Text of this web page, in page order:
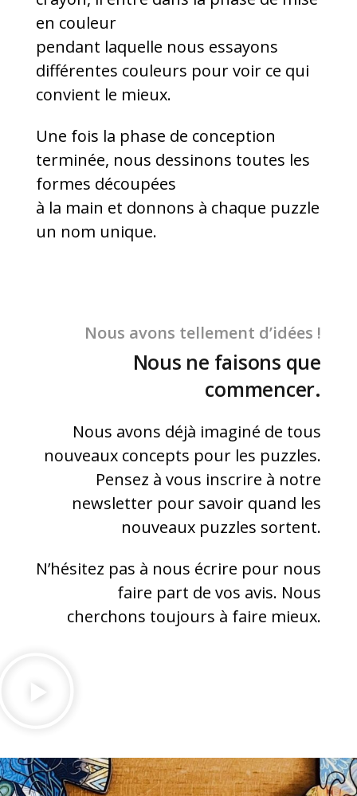
en couleur
pendant laquelle nous essayons
différentes couleurs pour voir ce qui
convient le mieux.
Une fois la phase de conception
terminée, nous dessinons toutes les
formes découpées
à la main et donnons à chaque puzzle
un nom unique.
Nous avons tellement d’idées !
Nous ne faisons que
commencer.
Nous avons déjà imaginé de tous
nouveaux concepts pour les puzzles.
Pensez à vous inscrire à notre
newsletter pour savoir quand les
nouveaux puzzles sortent.
N’hésitez pas à nous écrire pour nous
faire part de vos avis. Nous
cherchons toujours à faire mieux.